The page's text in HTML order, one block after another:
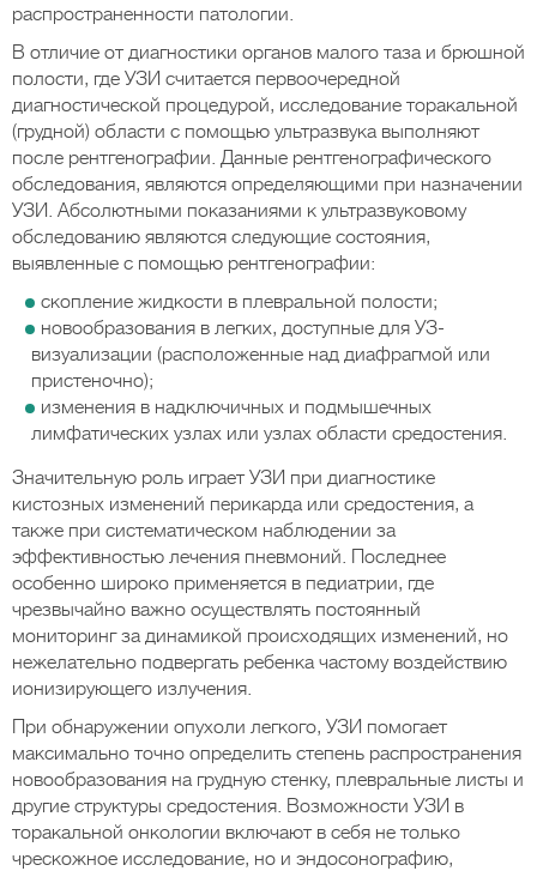
распространенности патологии.
В отличие от диагностики органов малого таза и брюшной
полости, где УЗИ считается первоочередной
диагностической процедурой, исследование торакальной
(грудной) области с помощью ультразвука выполняют
после рентгенографии. Данные рентгенографического
обследования, являются определяющими при назначении
УЗИ. Абсолютными показаниями к ультразвуковому
обследованию являются следующие состояния,
выявленные с помощью рентгенографии:
скопление жидкости в плевральной полости;
новообразования в легких, доступные для УЗ-
визуализации (расположенные над диафрагмой или
пристеночно);
изменения в надключичных и подмышечных
лимфатических узлах или узлах области средостения.
Значительную роль играет УЗИ при диагностике
кистозных изменений перикарда или средостения, а
также при систематическом наблюдении за
эффективностью лечения пневмоний. Последнее
особенно широко применяется в педиатрии, где
чрезвычайно важно осуществлять постоянный
мониторинг за динамикой происходящих изменений, но
нежелательно подвергать ребенка частому воздействию
ионизирующего излучения.
При обнаружении опухоли легкого, УЗИ помогает
максимально точно определить степень распространения
новообразования на грудную стенку, плевральные листы и
другие структуры средостения. Возможности УЗИ в
торакальной онкологии включают в себя не только
чрескожное исследование, но и эндосонографию,